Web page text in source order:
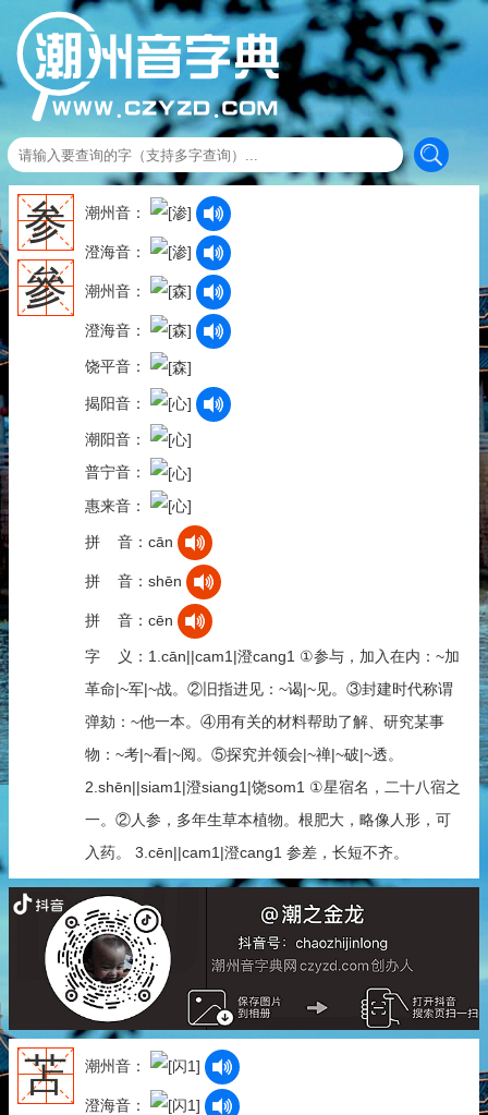
参
參
潮州音：
澄海音：
潮州音：
澄海音：
饶平音：
揭阳音：
潮阳音：
普宁音：
惠来音：
拼 音：cān
拼 音：shēn
拼 音：cēn
字 义：1.cān||cam1|澄cang1 ①参与，加入在内：~加
革命|~军|~战。②旧指进见：~谒|~见。③封建时代称谓
弹劾：~他一本。④用有关的材料帮助了解、研究某事
物：~考|~看|~阅。⑤探究并领会|~禅|~破|~透。
2.shēn||siam1|澄siang1|饶som1 ①星宿名，二十八宿之
一。②人参，多年生草本植物。根肥大，略像人形，可
入药。 3.cēn||cam1|澄cang1 参差，长短不齐。
苫 潮州音：
澄海音：